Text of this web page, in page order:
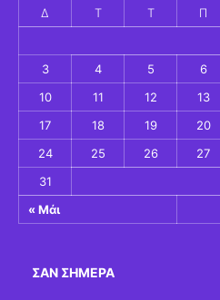
Δ Τ Τ Π
« Μάι
3
4 5 6
10
11 12 13
17
18 19 20
24
25 26 27
31
ΣΑΝ ΣΉΜΕΡΑ